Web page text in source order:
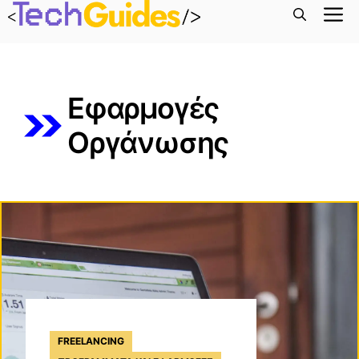
Εφαρμογές
Οργάνωσης
FREELANCING